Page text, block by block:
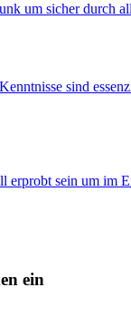
um sicher durch
sind
erprobt sein um im
ein